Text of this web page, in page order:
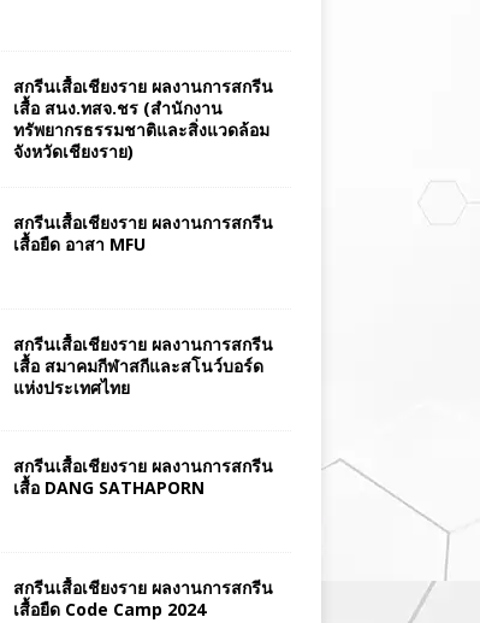
สกรีนเสื้อเชียงราย ผลงานการสกรีน
เสื้อ สนง.ทสจ.ชร (สำนักงาน
ทรัพยากรธรรมชาติและสิ่งแวดล้อม
จังหวัดเชียงราย)
สกรีนเสื้อเชียงราย ผลงานการสกรีน
เสื้อยืด อาสา MFU
สกรีนเสื้อเชียงราย ผลงานการสกรีน
เสื้อ สมาคมกีฬาสกีและสโนว์บอร์ด
แห่งประเทศไทย
สกรีนเสื้อเชียงราย ผลงานการสกรีน
เสื้อ DANG SATHAPORN
สกรีนเสื้อเชียงราย ผลงานการสกรีน
เสื้อยืด Code Camp 2024